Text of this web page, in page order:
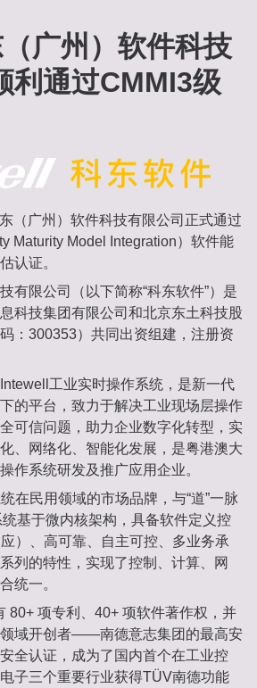
广州）软件科技
利通过CMMI3级
（广州）软件科技有限公司正式通过
Maturity Model Integration）软件能
认证。
有限公司（以下简称“科东软件”）是
科技集团有限公司和北京东土科技股
：300353）共同出资组建，注册资
工业实时操作系统，是新一代
的平台，致力于解决工业现场层操作
可信问题，助力企业数字化转型，实
、网络化、智能化发展，是粤港澳大
作系统研发及推广应用企业。
在民用领域的市场品牌，与“道”一脉
基于微内核架构，具备软件定义控
）、高可靠、自主可控、多业务承
列的特性，实现了控制、计算、网
统一。
80+ 项专利、40+ 项软件著作权，并
域开创者——南德意志集团的最高安
全认证，成为了国内首个在工业控
子三个重要行业获得TÜV南德功能